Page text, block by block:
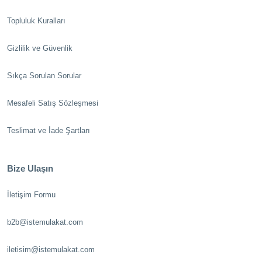
Topluluk Kuralları
Gizlilik ve Güvenlik
Sıkça Sorulan Sorular
Mesafeli Satış Sözleşmesi
Teslimat ve İade Şartları
Bize Ulaşın
İletişim Formu
b2b@istemulakat.com
iletisim@istemulakat.com